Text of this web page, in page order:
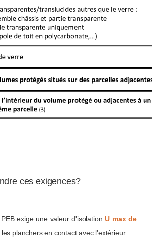
ces exigences?
exige une valeur d'isolationU max de
planchers en contact avec l'extérieur.